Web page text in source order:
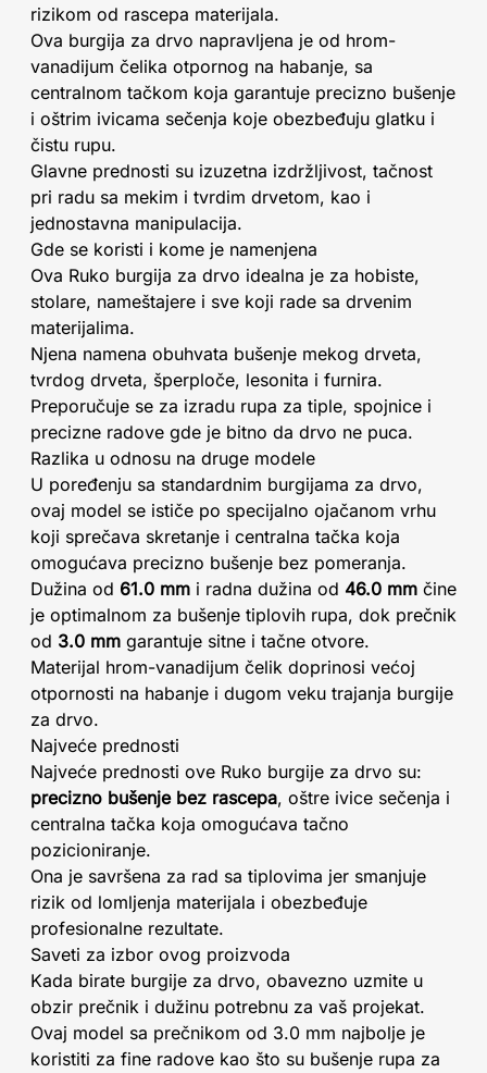
rizikom od rascepa materijala.
Ova burgija za drvo napravljena je od hrom-
vanadijum čelika otpornog na habanje, sa
centralnom tačkom koja garantuje precizno bušenje
i oštrim ivicama sečenja koje obezbeđuju glatku i
čistu rupu.
Glavne prednosti su izuzetna izdržljivost, tačnost
pri radu sa mekim i tvrdim drvetom, kao i
jednostavna manipulacija.
Gde se koristi i kome je namenjena
Ova Ruko burgija za drvo idealna je za hobiste,
stolare, nameštajere i sve koji rade sa drvenim
materijalima.
Njena namena obuhvata bušenje mekog drveta,
tvrdog drveta, šperploče, lesonita i furnira.
Preporučuje se za izradu rupa za tiple, spojnice i
precizne radove gde je bitno da drvo ne puca.
Razlika u odnosu na druge modele
U poređenju sa standardnim burgijama za drvo,
ovaj model se ističe po specijalno ojačanom vrhu
koji sprečava skretanje i centralna tačka koja
omogućava precizno bušenje bez pomeranja.
Dužina od 61.0 mm i radna dužina od 46.0 mm čine
je optimalnom za bušenje tiplovih rupa, dok prečnik
od 3.0 mm garantuje sitne i tačne otvore.
Materijal hrom-vanadijum čelik doprinosi većoj
otpornosti na habanje i dugom veku trajanja burgije
za drvo.
Najveće prednosti
Najveće prednosti ove Ruko burgije za drvo su:
precizno bušenje bez rascepa, oštre ivice sečenja i
centralna tačka koja omogućava tačno
pozicioniranje.
Ona je savršena za rad sa tiplovima jer smanjuje
rizik od lomljenja materijala i obezbeđuje
profesionalne rezultate.
Saveti za izbor ovog proizvoda
Kada birate burgije za drvo, obavezno uzmite u
obzir prečnik i dužinu potrebnu za vaš projekat.
Ovaj model sa prečnikom od 3.0 mm najbolje je
koristiti za fine radove kao što su bušenje rupa za